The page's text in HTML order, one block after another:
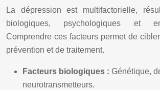
La dépression est multifactorielle,
biologiques, psychologiques et
Comprendre ces facteurs permet de
prévention et de traitement.
Facteurs biologiques : Génétique,
neurotransmetteurs.